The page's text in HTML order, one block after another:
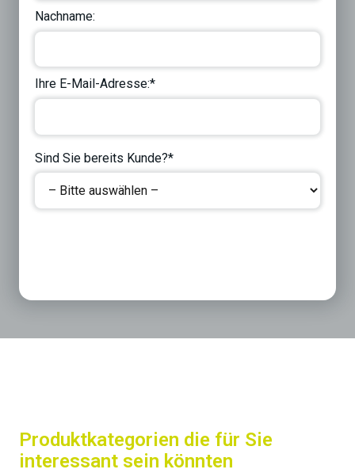
Nachname:
Ihre E-Mail-Adresse:*
Sind Sie bereits Kunde?*
Produktkategorien die für Sie
interessant sein könnten